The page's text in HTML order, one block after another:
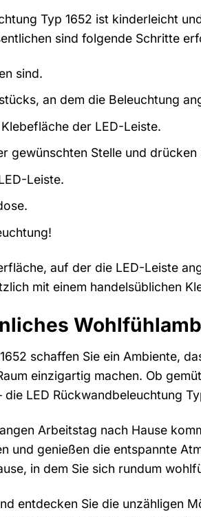
Typ 1652 ist kinderleicht
sind folgende Schritte
sind.
an dem die Beleuchtung
der LED-Leiste.
gewünschten Stelle und drücken
Leiste.
auf der die LED-Leiste
mit einem handelsüblichen
schaffen Sie ein Ambiente,
einzigartig machen. Ob
LED Rückwandbeleuchtung
Arbeitstag nach Hause
und genießen die entspannte
in dem Sie sich rundum
entdecken Sie die unzähligen